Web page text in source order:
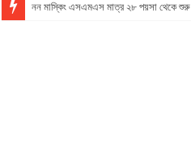
নন মাস্কিং এসএমএস মাত্র ২৮ পয়সা থেকে শুরু